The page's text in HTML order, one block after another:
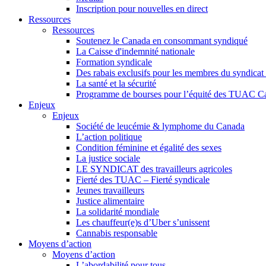
Inscription pour nouvelles en direct
Ressources
Ressources
Soutenez le Canada en consommant syndiqué
La Caisse d'indemnité nationale
Formation syndicale
Des rabais exclusifs pour les membres du
La santé et la sécurité
Programme de bourses pour l’équité des TUAC
Enjeux
Enjeux
Société de leucémie & lymphome du Canada
L’action politique
Condition féminine et égalité des sexes
La justice sociale
LE SYNDICAT des travailleurs agricoles
Fierté des TUAC – Fierté syndicale
Jeunes travailleurs
Justice alimentaire
La solidarité mondiale
Les chauffeur(e)s d’Uber s’unissent
Cannabis responsable
Moyens d’action
Moyens d’action